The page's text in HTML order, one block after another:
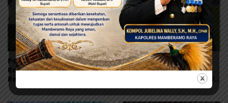
Persipura Bangga!
Ramai, Kelly, Febri dan
Reno Dipercaya Bela
Indonesia All-Star Lawan
Aston Villa
Persipura Matangkan
Persiapan Liga, Boyong
32 Pemain TC ke Boyolali
Usai Bungkam Eks PON
Papua 4-1